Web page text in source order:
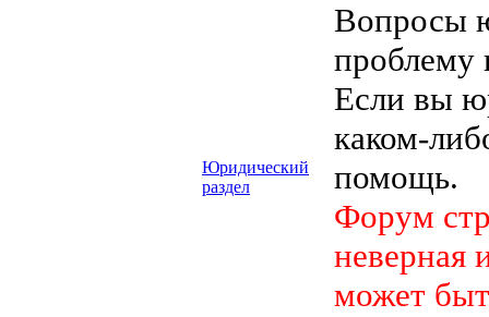
Юридический
раздел
Вопросы
проблему
Если вы
каком-
помощь.
Форум
неверная
может